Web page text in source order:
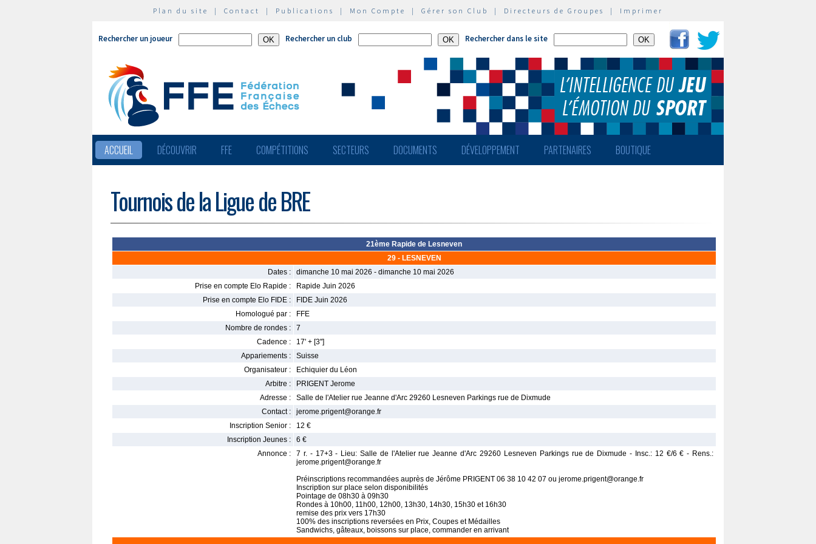
Plan du site | Contact | Publications | Mon Compte | Gérer son Club | Directeurs de Groupes | Imprimer
Rechercher un joueur Rechercher un club Rechercher dans le site
ACCUEIL DÉCOUVRIR FFE COMPÉTITIONS SECTEURS DOCUMENTS DÉVELOPPEMENT PARTENAIRES BOUTIQUE
Tournois de la Ligue de BRE
21ème Rapide de Lesneven
29 - LESNEVEN
Dates :
dimanche 10 mai 2026 - dimanche 10 mai 2026
Prise en compte Elo Rapide :
Rapide Juin 2026
Prise en compte Elo FIDE :
FIDE Juin 2026
Homologué par :
FFE
Nombre de rondes :
7
Cadence :
17' + [3'']
Appariements :
Suisse
Organisateur :
Echiquier du Léon
Arbitre :
PRIGENT Jerome
Adresse :
Salle de l'Atelier rue Jeanne d'Arc 29260 Lesneven Parkings rue de Dixmude
Contact :
jerome.prigent@orange.fr
Inscription Senior :
12 €
Inscription Jeunes :
6 €
Annonce :
7 r. - 17+3 - Lieu: Salle de l'Atelier rue Jeanne d'Arc 29260 Lesneven Parkings rue de Dixmude - Insc.: 12 €/6 € - Rens.:
jerome.prigent@orange.fr
Préinscriptions recommandées auprès de Jérôme PRIGENT 06 38 10 42 07 ou jerome.prigent@orange.fr
Inscription sur place selon disponibilités
Pointage de 08h30 à 09h30
Rondes à 10h00, 11h00, 12h00, 13h30, 14h30, 15h30 et 16h30
remise des prix vers 17h30
100% des inscriptions reversées en Prix, Coupes et Médailles
Sandwichs, gâteaux, boissons sur place, commander en arrivant